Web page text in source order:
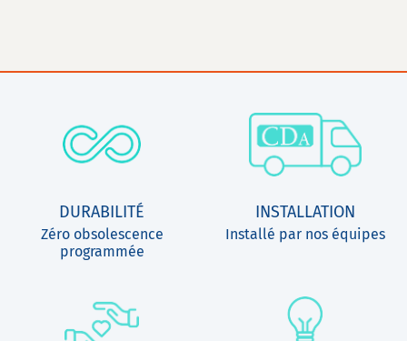
DURABILITÉ
Zéro obsolescence
programmée
INSTALLATION
Installé par nos équipes